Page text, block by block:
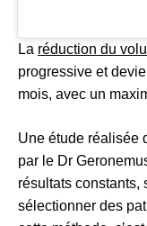
La réduction du
progressive et
mois, avec un
Une étude réalisée
par le Dr
résultats constants,
sélectionner des